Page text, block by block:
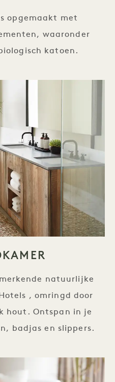
opgemaakt met
waaronder
katoen.
natuurlijke
, omringd door
hout. Ontspan in je
badjas en slippers.